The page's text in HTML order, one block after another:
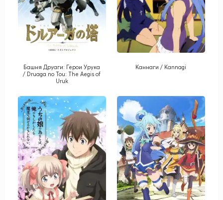
Башня Друаги: Герои Урука
/ Druaga no Tou: The Aegis of
Uruk
Каннаги / Kannagi